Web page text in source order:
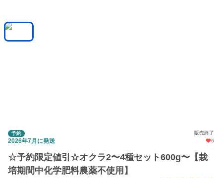
予約 販売終了
2026年7月に発送 6
☆予約限定値引☆オクラ2〜4種セット600g〜【栽
培期間中化学肥料農薬不使用】